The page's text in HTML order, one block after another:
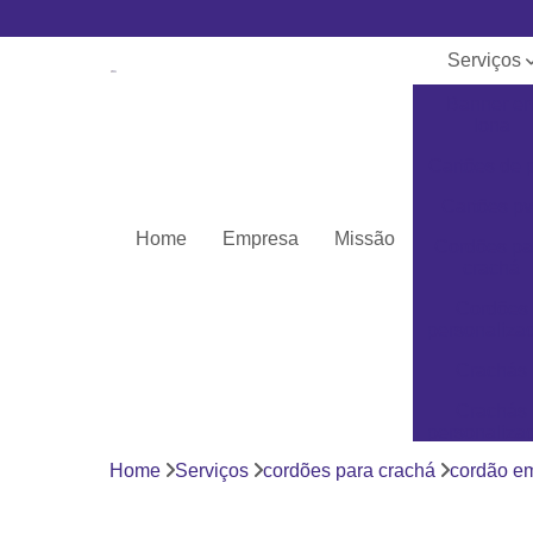
Home Empresa Missão
Serviços
Home Serviços cordões para crachá cordão